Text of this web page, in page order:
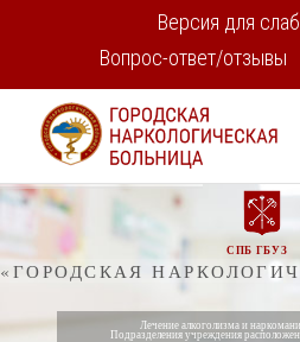
Версия для
Вопрос-ответ/отзывы
СПБ ГБУЗ
«ГОРОДСКАЯ
Лечение алкоголизма и
Подразделения учреждения